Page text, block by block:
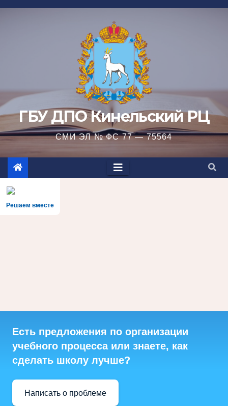
Перейти
ГБУ ДПО Кинельский РЦ
СМИ ЭЛ № ФС 77 — 75564
Решаем вместе
Есть предложения по организации
учебного процесса или знаете, как
сделать школу лучше?
Написать о проблеме